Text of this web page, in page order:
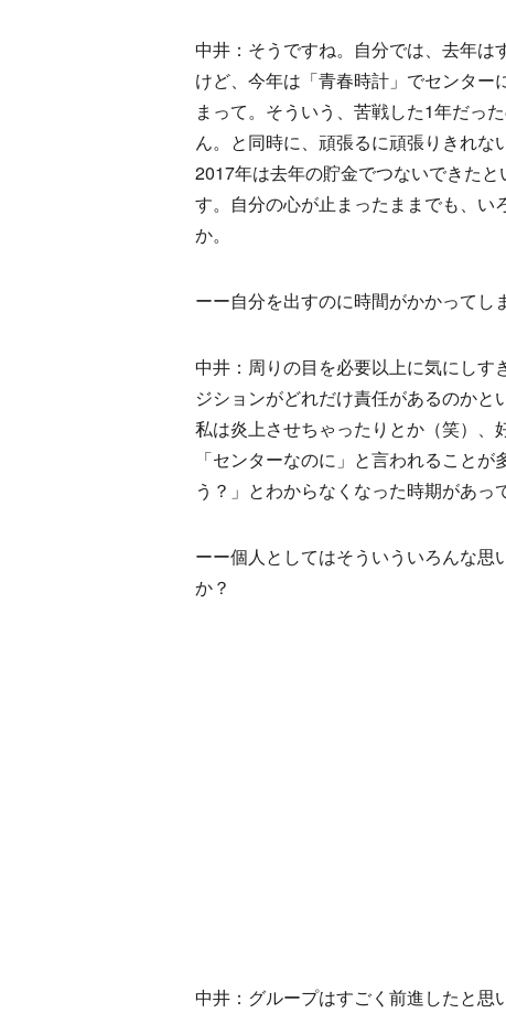
中井：そうですね。自分では、去年は
けど、今年は「青春時計」でセンタ
まって。そういう、苦戦した1年だっ
ん。と同時に、頑張るに頑張りきれな
2017年は去年の貯金でつないできた
す。自分の心が止まったままでも、い
か。
ーー自分を出すのに時間がかかってし
中井：周りの目を必要以上に気にしす
ジションがどれだけ責任があるのか
私は炎上させちゃったりとか（笑）
「センターなのに」と言われること
う？」とわからなくなった時期があっ
ーー個人としてはそういういろんな
か？
中井：グループはすごく前進したと